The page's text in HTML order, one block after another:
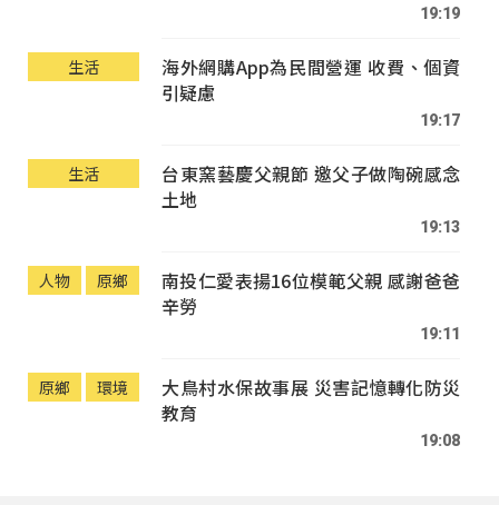
19:19
生活
海外網購App為民間營運 收費、個資
引疑慮
19:17
生活
台東窯藝慶父親節 邀父子做陶碗感念
土地
19:13
人物 原鄉
南投仁愛表揚16位模範父親 感謝爸爸
辛勞
19:11
原鄉 環境
大鳥村水保故事展 災害記憶轉化防災
教育
19:08